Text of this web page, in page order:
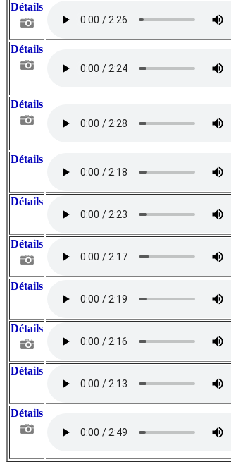
Détails
Détails
Détails
Détails
Détails
Détails
Détails
Détails
Détails
Détails